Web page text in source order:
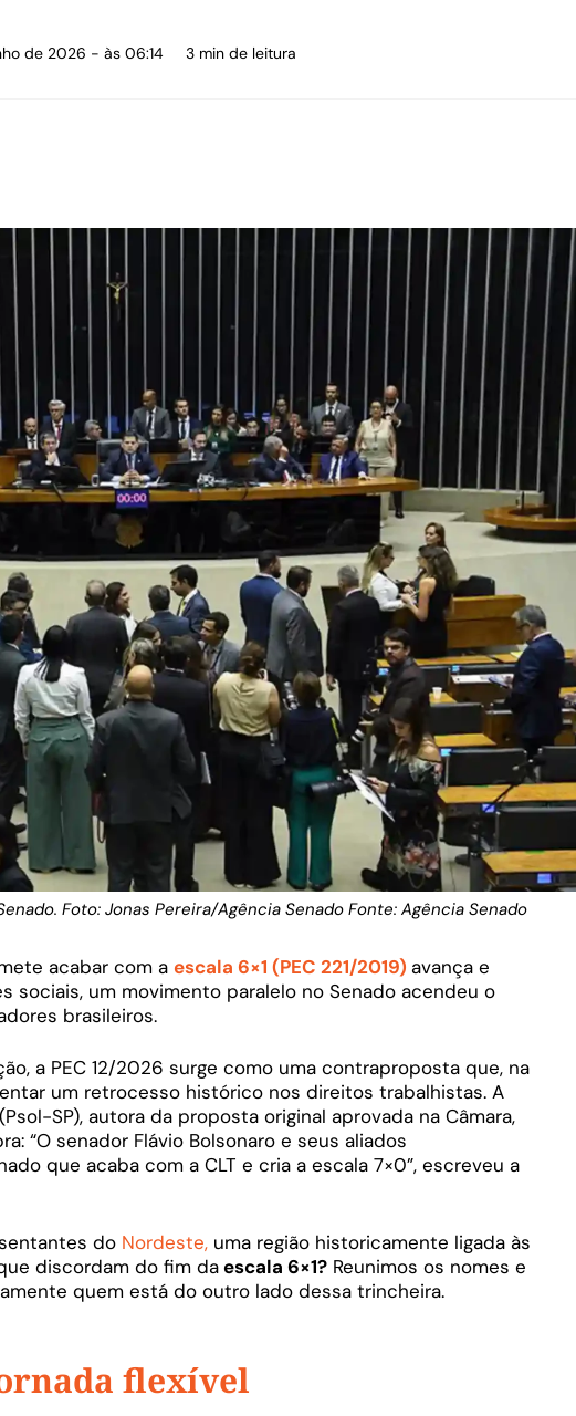
de 2026 - às 06:14 3 min de leitura
Foto: Jonas Pereira/Agência Senado Fonte: Agência Senado
acabar com a escala 6×1 (PEC 221/2019) avança e
sociais, um movimento paralelo no Senado acendeu o
brasileiros.
a PEC 12/2026 surge como uma contraproposta que, na
um retrocesso histórico nos direitos trabalhistas. A
SP), autora da proposta original aprovada na Câmara,
“O senador Flávio Bolsonaro e seus aliados
que acaba com a CLT e cria a escala 7×0”, escreveu a
do Nordeste, uma região historicamente ligada às
discordam do fim daescala 6×1? Reunimos os nomes e
quem está do outro lado dessa trincheira.
flexível